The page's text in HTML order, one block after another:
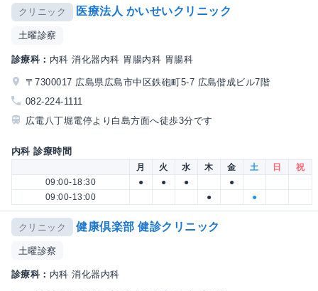
クリニック 医療法人 かいせいクリニック
土曜診察
診療科： 内科 消化器内科 胃腸内科 胃腸科
〒7300017 広島県広島市中区鉄砲町5-7 広島偕成ビル7階
082-224-1111
広電八丁堀電停より白島方面へ徒歩3分です
内科 診療時間
月 火 水 木 金 土 日
祝
09:00-18:30
● ● ●
●
09:00-13:00
● ●
クリニック 健康倶楽部 健診クリニック
土曜診察
診療科： 内科 消化器内科